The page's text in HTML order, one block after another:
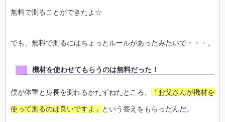
無料で測ることができたよ☆
でも、無料で測るにはちょっとルールがあったみたいで・・・。
機材を使わせてもらうのは無料だった！
僕が体重と身長を測れるかたずねたところ、 「お父さんが機材を
使って測るのは良いですよ」 という答えをもらったんだ。